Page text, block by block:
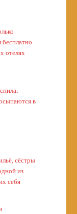
отелях
в
сёстры
из
себя